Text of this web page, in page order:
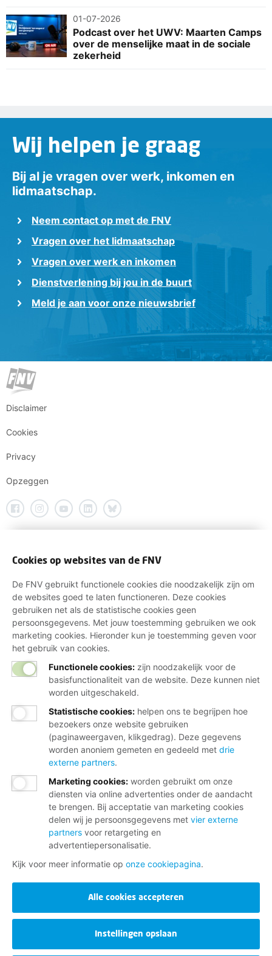
01-07-2026
Podcast over het UWV: Maarten Camps
over de menselijke maat in de sociale
zekerheid
Wij helpen je graag
Bij al je vragen over werk, inkomen en
lidmaatschap.
Neem contact op met de FNV
Vragen over het lidmaatschap
Vragen over werk en inkomen
Dienstverlening bij jou in de buurt
Meld je aan voor onze nieuwsbrief
Disclaimer
Cookies
Privacy
Opzeggen
Cookies op websites van de FNV
De FNV gebruikt functionele cookies die noodzakelijk zijn om
de websites goed te laten functioneren. Deze cookies
gebruiken net als de statistische cookies geen
persoonsgegevens. Met jouw toestemming gebruiken we ook
marketing cookies. Hieronder kun je toestemming geven voor
het gebruik van cookies.
Functionele cookies: zijn noodzakelijk voor de
basisfunctionaliteit van de website. Deze kunnen niet
worden uitgeschakeld.
Statistische cookies: helpen ons te begrijpen hoe
bezoekers onze website gebruiken
(paginaweergaven, klikgedrag). Deze gegevens
worden anoniem gemeten en gedeeld met drie
externe partners.
Marketing cookies: worden gebruikt om onze
diensten via online advertenties onder de aandacht
te brengen. Bij acceptatie van marketing cookies
delen wij je persoonsgegevens met vier externe
partners voor retargeting en
advertentiepersonalisatie.
Kijk voor meer informatie op onze cookiepagina.
Alle cookies accepteren
Instellingen opslaan